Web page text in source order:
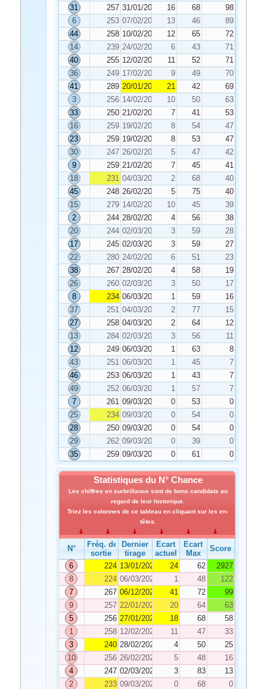
31
257 31/01/2024 16 68
98
6
253 07/02/2024 13 46
89
44
258 10/02/2024 12 65
72
14
239 24/02/2024 6 43
71
40
255 12/02/2024 11 52
71
36
249 17/02/2024 9 49
70
41
289 20/01/2024 21 42
69
3
256 14/02/2024 10 50
63
33
250 21/02/2024 7 41
53
16
259 19/02/2024 8 54
47
23
259 19/02/2024 8 53
47
30
247 26/02/2024 5 47
42
9
259 21/02/2024 7 45
41
18
231 04/03/2024 2 68
40
45
248 26/02/2024 5 75
40
15
279 14/02/2024 10 45
39
2
244 28/02/2024 4 56
38
20
244 02/03/2024 3 59
28
17
245 02/03/2024 3 59
27
22
280 24/02/2024 6 51
23
38
267 28/02/2024 4 58
19
26
260 02/03/2024 3 50
17
8
234 06/03/2024 1 59
16
37
251 04/03/2024 2 77
15
27
258 04/03/2024 2 64
12
13
284 02/03/2024 3 56
11
12
249 06/03/2024 1 63
8
43
251 06/03/2024 1 45
7
46
253 06/03/2024 1 43
7
49
252 06/03/2024 1 57
7
7
261 09/03/2024 0 53
0
25
234 09/03/2024 0 54
0
28
250 09/03/2024 0 54
0
29
262 09/03/2024 0 39
0
35
259 09/03/2024 0 61 0
Statistiques du N° Chance
Les chiffres en surbrillance sont de bons candidats au
regard de leur historique.
Triez les colonnes de ce tableau en cliquant sur les en-
têtes.
N°
Fréq. de
sortie
Dernier
tirage
Ecart
actuel
Ecart
Max
Score
6
224 13/01/2024 24 62
2927
8
224 06/03/2024 1 48
122
7
267 06/12/2023 41 72
99
9
257 22/01/2024 20 64
63
5
256 27/01/2024 18 68
58
1
258 12/02/2024 11 47
33
3
240 28/02/2024 4 50
25
10
256 26/02/2024 5 48
16
4
247 02/03/2024 3 83
13
2
233 09/03/2024 0 68 0